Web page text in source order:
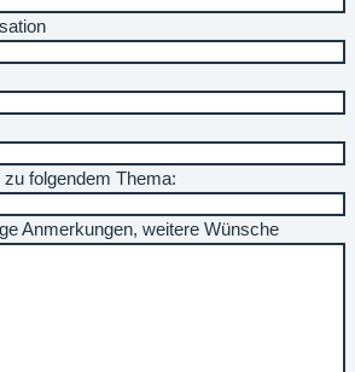
folgendem Thema:
Anmerkungen, weitere Wünsche